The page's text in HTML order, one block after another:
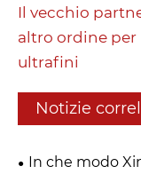
Il vecchio
altro ordine per
ultrafini
Notizie
In che modo